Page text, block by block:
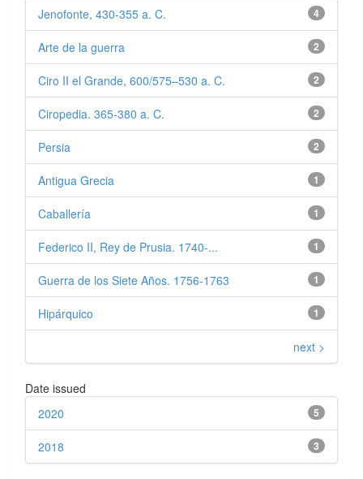
4
Jenofonte, 430-355 a. C.
2
Arte de la guerra
2
Ciro II el Grande, 600/575–530 a. C.
2
Ciropedia. 365-380 a. C.
2
Persia
1
Antigua Grecia
1
Caballería
1
Federico II, Rey de Prusia. 1740-...
1
Guerra de los Siete Años. 1756-1763
1
Hipárquico
next >
Date issued
5
2020
3
2018